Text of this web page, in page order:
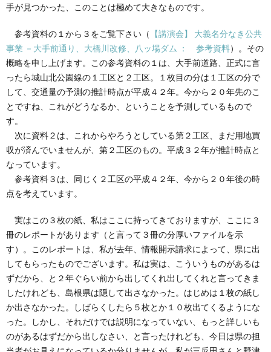
手が見つかった、このことは極めて大きなものです。
参考資料の１から３をご覧下さい（
【講演会】 大義名分なき公共
事業 －大手前通り、大橋川改修、八ッ場ダム ： 参考資料）。その
概略を申し上げます。この参考資料の１は、大手前道路、正式に言
ったら城山北公園線の１工区と２工区。１枚目の分は１工区の分で
して、交通量の予測の推計時点が平成４２年。今から２０年先のこ
とですね、これがどうなるか、ということを予測しているもので
す。
次に資料２は、これからやろうとしている第２工区、まだ用地買
収が済んでいませんが、第２工区のもの。平成３２年が推計時点と
なっています。
参考資料３は、同じく２工区の平成４２年、今から２０年後の時
点を考えています。
実はこの３枚の紙、私はここに持ってきておりますが、ここに３
冊のレポートがあります（と言って３冊の分厚いファイルを示
す）。このレポートは、私が去年、情報開示請求によって、県に出
してもらったものでございます。私は実は、こういうものがあるは
ずだから、と２年ぐらい前から出してくれ出してくれと言ってきま
したけれども、島根県は隠して出さなかった。はじめは１枚の紙し
か出さなかった。しばらくしたら５枚とか１０枚出てくるようにな
った。しかし、それだけでは説明になっていない、もっと詳しいも
のがあるはずだから出しなさい、と言ったけれども、今日は県の担